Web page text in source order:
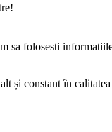
sa folosesti
și constant în